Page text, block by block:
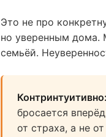
Это не про
но уверенным дома.
семьёй.
Контринтуитивно:
бросается
от страха, а не